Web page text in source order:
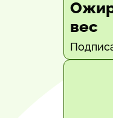
вес